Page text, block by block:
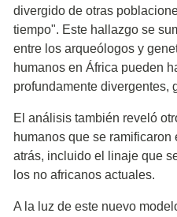
divergido de otras
tiempo". Este hallazgo se
entre los arqueólogos y
humanos en África pueden
profundamente divergentes,
El análisis también reveló
humanos que se
atrás, incluido el linaje que
los no africanos actuales.
A la luz de este nuevo